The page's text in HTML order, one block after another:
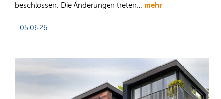
beschlossen. Die Änderungen treten… mehr
05.06.26